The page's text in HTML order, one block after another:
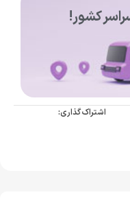
کشور!
اشتراک گذاری: